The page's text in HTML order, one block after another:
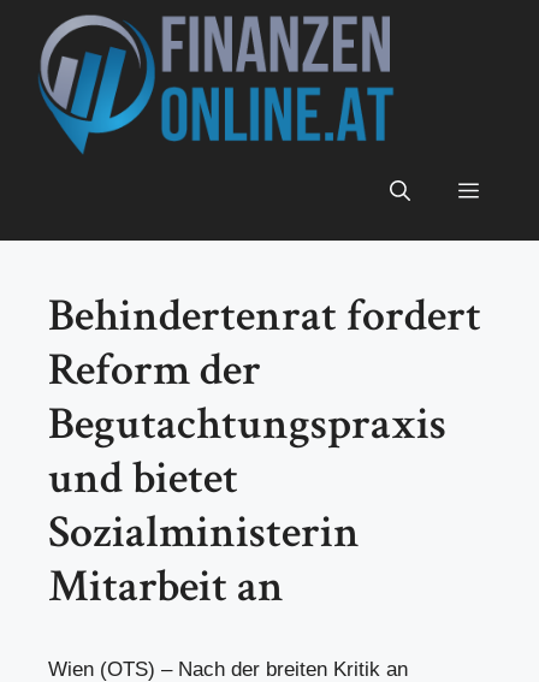
Inhalt
springen
Menü
Behindertenrat fordert
Reform der
Begutachtungspraxis
und bietet
Sozialministerin
Mitarbeit an
Wien (OTS) – Nach der breiten Kritik an